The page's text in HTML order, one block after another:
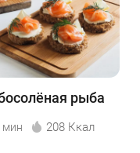
рыба
мин 208 Ккал